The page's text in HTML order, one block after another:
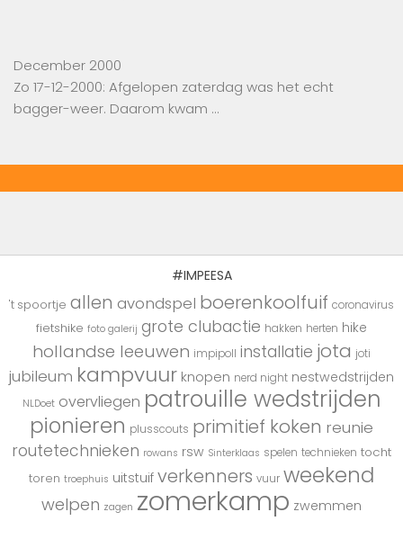
December 2000
Zo 17-12-2000: Afgelopen zaterdag was het echt
bagger-weer. Daarom kwam …
#IMPEESA
't spoortje allen avondspel boerenkoolfuif coronavirus
fietshike foto galerij grote clubactie hakken herten hike
hollandse leeuwen impipoll installatie jota joti
jubileum kampvuur knopen nerd night nestwedstrijden
NLDoet overvliegen patrouille wedstrijden
pionieren plusscouts primitief koken reunie
routetechnieken rowans rsw Sinterklaas spelen technieken tocht
toren troephuis uitstuif verkenners vuur weekend
welpen zagen zomerkamp zwemmen